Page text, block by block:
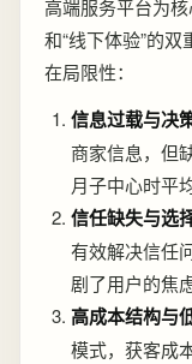
高端服务平台为
和“线下体验”的
在局限性：
信息过载与决
商家信息，但
月子中心时平
信任缺失与选
有效解决信任
剧了用户的焦虑
高成本结构与
模式，获客成